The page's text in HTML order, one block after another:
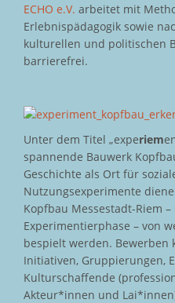
ECHO e.V. arbeitet mit
Erlebnispädagogik sowie
kulturellen und politischen
barrierefrei.
Unter dem Titel „experiem
spannende Bauwerk
Geschichte als Ort für
Nutzungsexperimente
Kopfbau Messestadt-Riem
Experimentierphase – von
bespielt werden. Bewerben
Initiativen, Gruppierungen,
Kulturschaffende
Akteur*innen und